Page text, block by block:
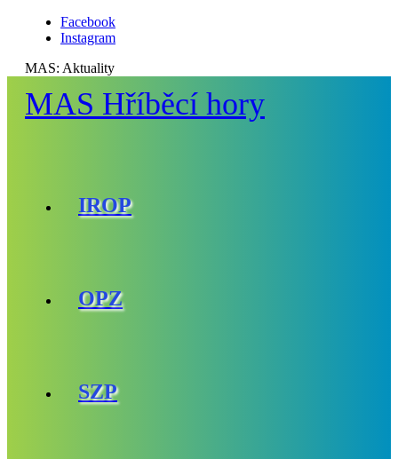
Facebook
Instagram
MAS: Aktuality
MAS Hříběcí hory
IROP
OPZ
SZP